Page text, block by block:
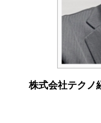
株式会社テク